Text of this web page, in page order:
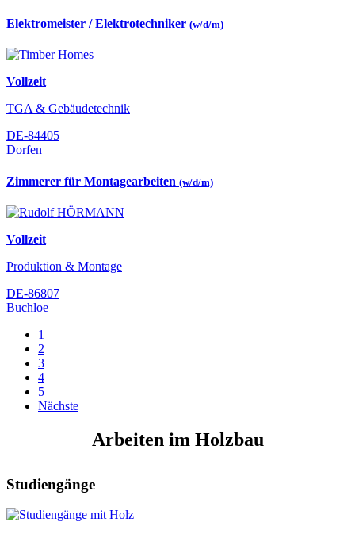
Elektromeister / Elektrotechniker (w/d/m)
Vollzeit
TGA & Gebäudetechnik
DE-84405
Dorfen
Zimmerer für Montagearbeiten (w/d/m)
Vollzeit
Produktion & Montage
DE-86807
Buchloe
1
2
3
4
5
Nächste
Arbeiten im Holzbau
Studiengänge